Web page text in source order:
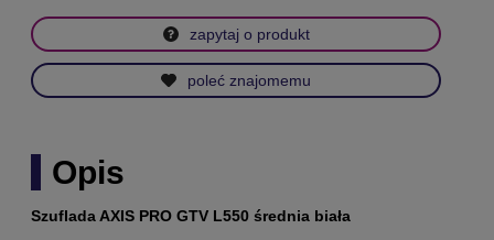
zapytaj o produkt
poleć znajomemu
Opis
Szuflada AXIS PRO GTV L550 średnia biała